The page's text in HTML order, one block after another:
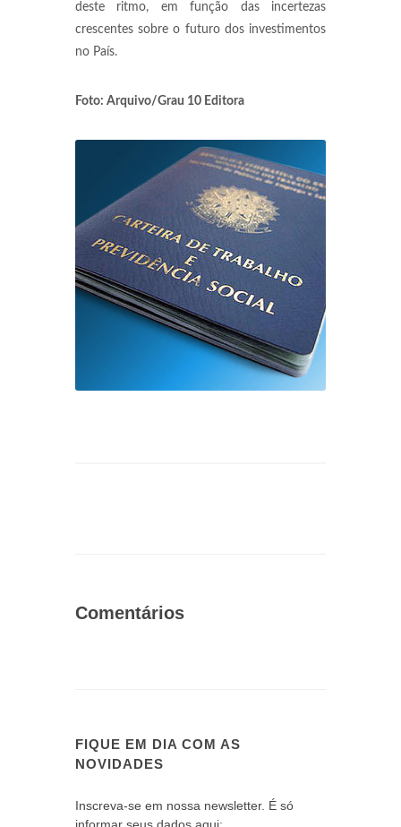
deste ritmo, em função das incertezas
crescentes sobre o futuro dos investimentos
no País.
Foto: Arquivo/Grau 10 Editora
Comentários
FIQUE EM DIA COM AS
NOVIDADES
Inscreva-se em nossa newsletter. É só